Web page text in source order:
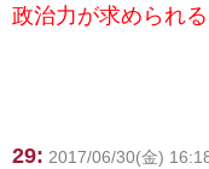
政治力が求められ
29: 2017/06/30(金)